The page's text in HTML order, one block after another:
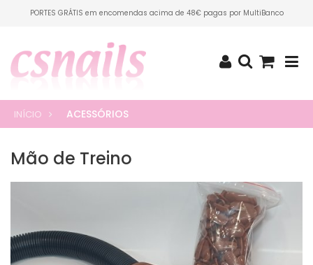
PORTES GRÁTIS em encomendas acima de 48€ pagas por MultiBanco
INÍCIO ACESSÓRIOS
Mão de Treino